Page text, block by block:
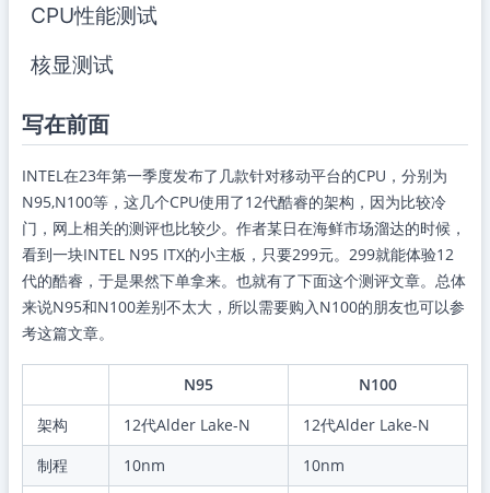
CPU性能测试
核显测试
写在前面
INTEL在23年第一季度发布了几款针对移动平台的CPU，分别为
N95,N100等，这几个CPU使用了12代酷睿的架构，因为比较冷
门，网上相关的测评也比较少。作者某日在海鲜市场溜达的时候，
看到一块INTEL N95 ITX的小主板，只要299元。299就能体验12
代的酷睿，于是果然下单拿来。也就有了下面这个测评文章。总体
来说N95和N100差别不太大，所以需要购入N100的朋友也可以参
考这篇文章。
N95
N100
架构
12代Alder Lake-N
12代Alder Lake-N
制程
10nm
10nm